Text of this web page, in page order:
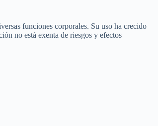
funciones corporales. Su uso ha crecido
no está exenta de riesgos y efectos